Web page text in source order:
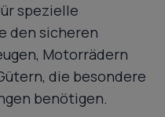
spezielle
den sicheren
Motorrädern
die besondere
benötigen.